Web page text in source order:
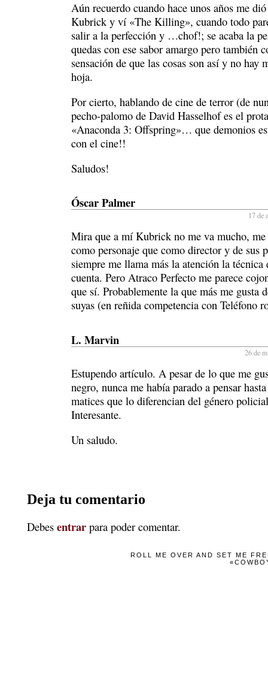
Aún recuerdo cuando hace unos años me
Kubrick y ví «The Killing», cuando todo
salir a la perfección y …chof!; se acaba la
quedas con ese sabor amargo pero también
sensación de que las cosas son así y no hay
hoja.
Por cierto, hablando de cine de terror (de
pecho-palomo de David Hasselhof es el
«Anaconda 3: Offspring»… que demonios
con el cine!!
Saludos!
Óscar Palmer
17 de
Mira que a mí Kubrick no me va mucho, me
como personaje que como director y de sus
siempre me llama más la atención la técnica
cuenta. Pero Atraco Perfecto me parece
que sí. Probablemente la que más me gusta
suyas (en reñida competencia con Teléfono
L. Marvin
26 de
Estupendo artículo. A pesar de lo que me
negro, nunca me había parado a pensar
matices que lo diferencian del género
Interesante.
Un saludo.
Deja tu comentario
Debes entrar para poder comentar.
ROLL ME OVER AND SET ME